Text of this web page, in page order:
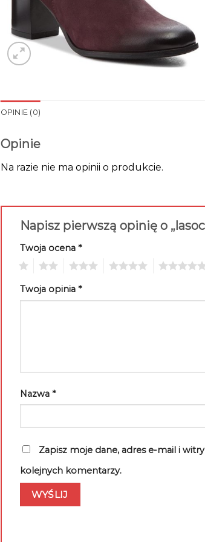
OPINIE (0)
Opinie
Na razie nie ma opinii o produkcie.
Napisz pierwszą opinię o
Twoja ocena *
Twoja opinia *
Nazwa *
Zapisz moje dane, adres e-mail i
kolejnych komentarzy.